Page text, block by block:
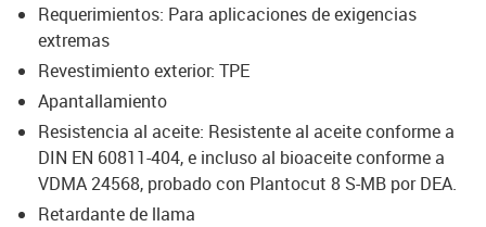
Requerimientos: Para aplicaciones de exigencias
extremas
Revestimiento exterior: TPE
Apantallamiento
Resistencia al aceite: Resistente al aceite conforme a
DIN EN 60811-404, e incluso al bioaceite conforme a
VDMA 24568, probado con Plantocut 8 S-MB por DEA.
Retardante de llama